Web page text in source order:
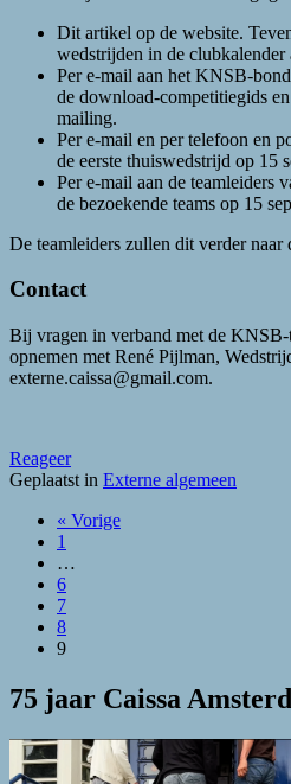
Dit artikel op de website.
wedstrijden in de clubkalender
Per e-mail aan het KNSB-
de download-competitiegids
mailing.
Per e-mail en per telefoon en
de eerste thuiswedstrijd op 15
Per e-mail aan de teamleiders
de bezoekende teams op 15
De teamleiders zullen dit verder naar
Contact
Bij vragen in verband met de
opnemen met René Pijlman,
externe.caissa@gmail.com.
Reageer
Geplaatst in Externe algemeen
« Vorige
1
…
6
7
8
9
75 jaar Caissa